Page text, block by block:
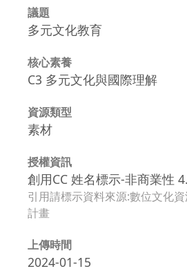
議題
多元文化教育
核心素養
C3 多元文化與國際理解
資源類型
素材
授權資訊
創用CC 姓名標示-非商業性
引用請標示資料來源:數位文化
計畫
上傳時間
2024-01-15